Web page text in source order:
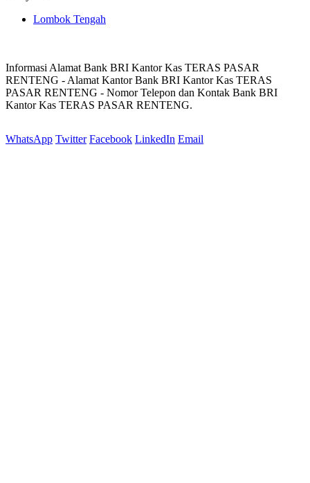
Lombok Tengah
Informasi Alamat Bank BRI Kantor Kas TERAS PASAR
RENTENG - Alamat Kantor Bank BRI Kantor Kas TERAS
PASAR RENTENG - Nomor Telepon dan Kontak Bank BRI
Kantor Kas TERAS PASAR RENTENG.
WhatsApp Twitter Facebook LinkedIn Email